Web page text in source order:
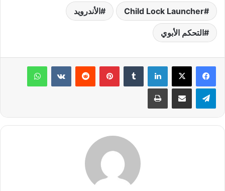
Child Lock Launcher الأندرويد
التحكم الأبوي
لينكدإن بينتيريست